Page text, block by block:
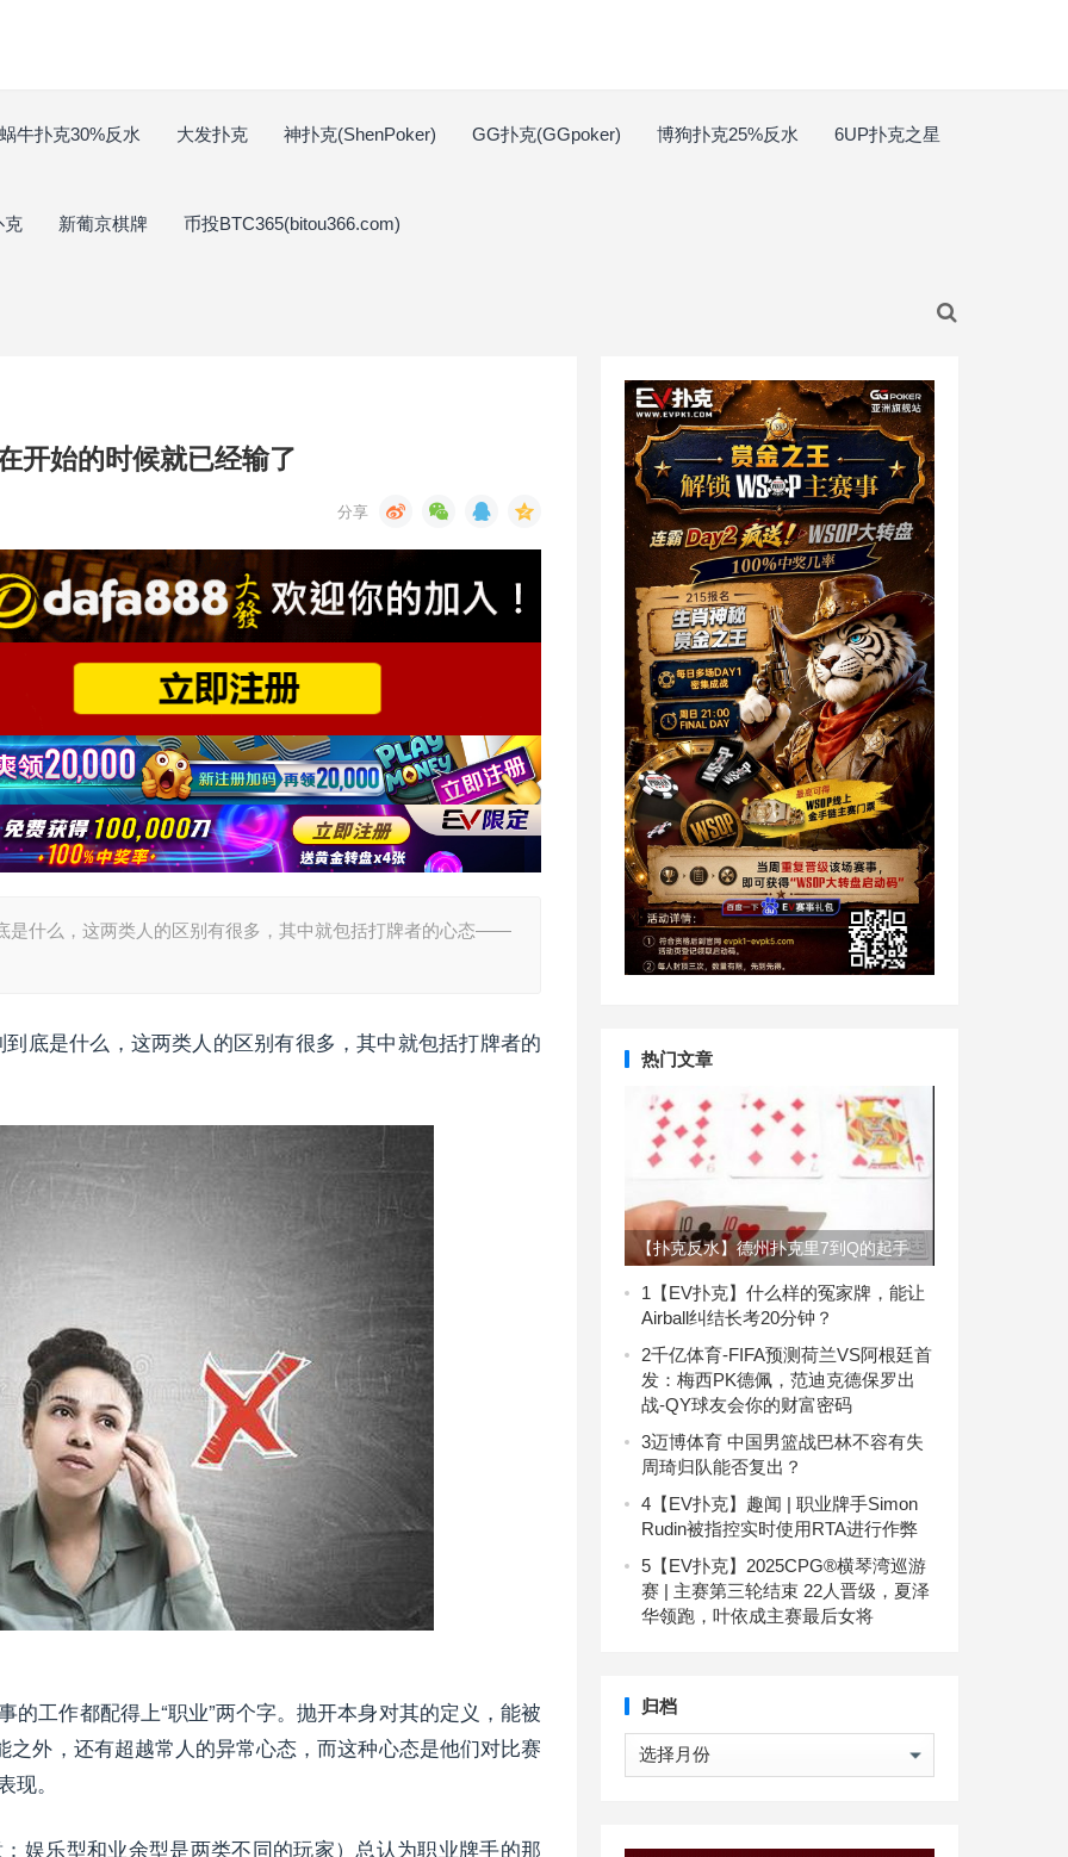
蜗牛扑克30%反水 大发扑克 神扑克(ShenPoker) GG扑克(GGpoker) 博狗扑克25%反水 6UP扑克之星
克 新葡京棋牌 币投BTC365(bitou366.com)
开始的时候就已经输了
是什么，这两类人的区别有很多，其中就包括打牌者的心态——
底是什么，这两类人的区别有很多，其中就包括打牌者的
工作都配得上“职业”两个字。抛开本身对其的定义，能被
之外，还有超越常人的异常心态，而这种心态是他们对比赛
。
娱乐型和业余型是两类不同的玩家）总认为职业牌手的那
热门文章
【扑克反水】德州扑克里7到Q的起手
对，我该拿什么拯救你
1 【EV扑克】什么样的冤家牌，能让
Airball纠结长考20分钟？
2千亿体育-FIFA预测荷兰VS阿根廷首
发：梅西PK德佩，范迪克德保罗出
战-QY球友会你的财富密码
3迈博体育 中国男篮战巴林不容有失
周琦归队能否复出？
4 【EV扑克】趣闻 | 职业牌手Simon
Rudin被指控实时使用RTA进行作弊
5 【EV扑克】2025CPG®横琴湾巡游
赛 | 主赛第三轮结束 22人晋级，夏泽
华领跑，叶依成主赛最后女将
归档
归
档